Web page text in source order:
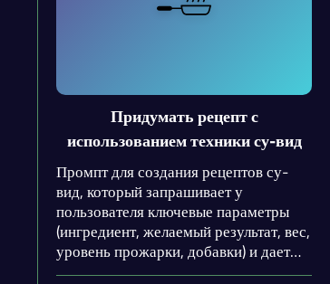
Придумать рецепт с
использованием техники су-вид
Промпт для создания рецептов су-
вид, который запрашивает у
пользователя ключевые параметры
(ингредиент, желаемый результат, вес,
уровень прожарки, добавки) и дает
нейросети структурированное